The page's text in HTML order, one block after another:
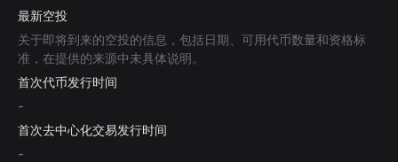
最新空投
关于即将到来的空投的信息，包括日期、可用代币数量和资格标
准，在提供的来源中未具体说明。
首次代币发行时间
-
首次去中心化交易发行时间
-